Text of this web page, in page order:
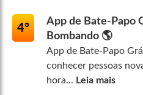
4º
App de Bate-Papo
Bombando 🌎
App de Bate-Papo
conhecer pessoas
hora... Leia mais